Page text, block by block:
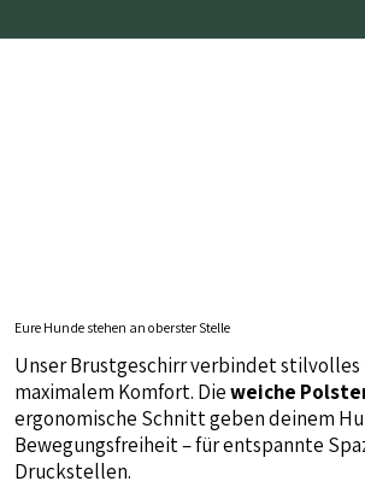
Eure Hunde stehen an oberster Stelle
Unser Brustgeschirr verbindet stilvolles
maximalem Komfort. Dieweiche
ergonomische Schnitt geben deinem
Bewegungsfreiheit – für entspannte
Druckstellen.